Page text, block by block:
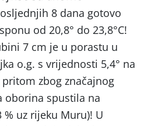
8 dana gotovo
od 20,8° do 23,8°C!
7 cm je u porastu u
o.g. s vrijednosti 5,4° na
pritom zbog značajnog
oborina spustila na
% uz rijeku Muru)! U